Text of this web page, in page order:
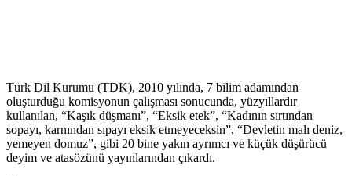
Türk Dil Kurumu (TDK), 2010 yılında, 7 bilim adamından
oluşturduğu komisyonun çalışması sonucunda, yüzyıllardır
kullanılan, “Kaşık düşmanı”, “Eksik etek”, “Kadının sırtından
sopayı, karnından sıpayı eksik etmeyeceksin”, “Devletin malı deniz,
yemeyen domuz”, gibi 20 bine yakın ayrımcı ve küçük düşürücü
deyim ve atasözünü yayınlarından çıkardı.